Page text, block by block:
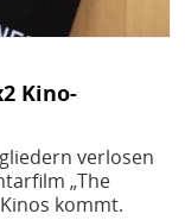
Kino-
verlosen
„The
kommt.